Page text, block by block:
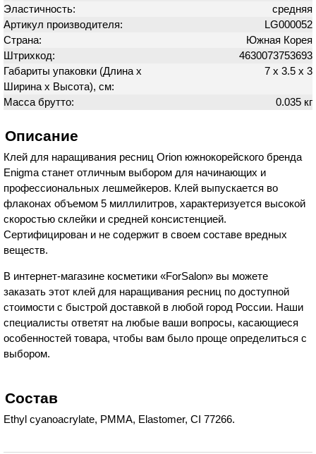
Эластичность:
средняя
Артикул производителя:
LG000052
Страна:
Южная Корея
Штрихкод:
4630073753693
Габариты упаковки (Длина х
Ширина х Высота), см:
7 х 3.5 х 3
Масса брутто: 0.035 кг
Описание
Клей для наращивания ресниц Orion южнокорейского бренда
Enigma станет отличным выбором для начинающих и
профессиональных лешмейкеров. Клей выпускается во
флаконах объемом 5 миллилитров, характеризуется высокой
скоростью склейки и средней консистенцией.
Сертифицирован и не содержит в своем составе вредных
веществ.
В интернет-магазине косметики «ForSalon» вы можете
заказать этот клей для наращивания ресниц по доступной
стоимости с быстрой доставкой в любой город России. Наши
специалисты ответят на любые ваши вопросы, касающиеся
особенностей товара, чтобы вам было проще определиться с
выбором.
Состав
Ethyl cyanoacrylate, PMMA, Elastomer, CI 77266.